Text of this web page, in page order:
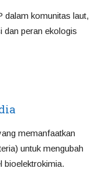
dalam komunitas laut,
dan peran ekologis
memanfaatkan
untuk mengubah
bioelektrokimia.